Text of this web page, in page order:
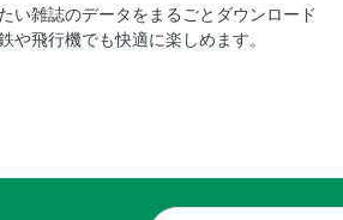
い雑誌のデータをまるごとダウンロード
や飛行機でも快適に楽しめます。